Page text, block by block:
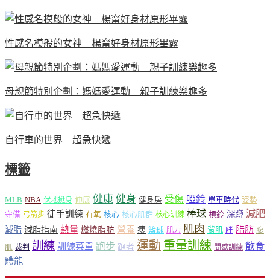
性感名模般的女神 楊甯好身材原形畢露
母親節特別企劃：媽媽愛運動 親子訓練樂趣多
自行車的世界—超急快遞
標籤
MLB NBA 伏地挺身 伸展 健康 健身 健身房 受傷 啞鈴 單車時代 姿勢
守備 弓箭步 徒手訓練 有氧 核心 核心肌群 核心訓練 棒球 槓鈴 深蹲 減肥
減脂 減脂指南 熱量 燃燒脂肪 營養 瘦 籃球 肌力 肌肉 背肌 胖 脂肪 腹
肌 裁判 訓練 訓練菜單 跑步 跑者 運動 重量訓練 間歇訓練 飲食
體能